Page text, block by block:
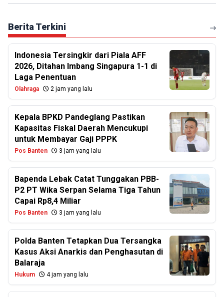
Berita Terkini
Indonesia Tersingkir dari Piala AFF
2026, Ditahan Imbang Singapura 1-1 di
Laga Penentuan
Olahraga 2 jam yang lalu
Kepala BPKD Pandeglang Pastikan
Kapasitas Fiskal Daerah Mencukupi
untuk Membayar Gaji PPPK
Pos Banten 3 jam yang lalu
Bapenda Lebak Catat Tunggakan PBB-
P2 PT Wika Serpan Selama Tiga Tahun
Capai Rp8,4 Miliar
Pos Banten 3 jam yang lalu
Polda Banten Tetapkan Dua Tersangka
Kasus Aksi Anarkis dan Penghasutan di
Balaraja
Hukum 4 jam yang lalu